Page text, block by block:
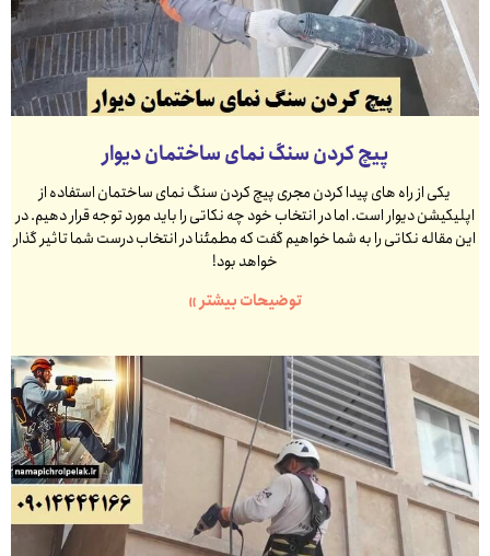
پیچ کردن سنگ نمای ساختمان دیوار
یکی از راه های پیدا کردن مجری پیچ کردن سنگ نمای ساختمان استفاده از
اپلیکیشن دیوار است. اما در انتخاب خود چه نکاتی را باید مورد توجه قرار دهیم. در
این مقاله نکاتی را به شما خواهیم گفت که مطمئنا در انتخاب درست شما تاثیر گذار
خواهد بود!
توضیحات بیشتر »